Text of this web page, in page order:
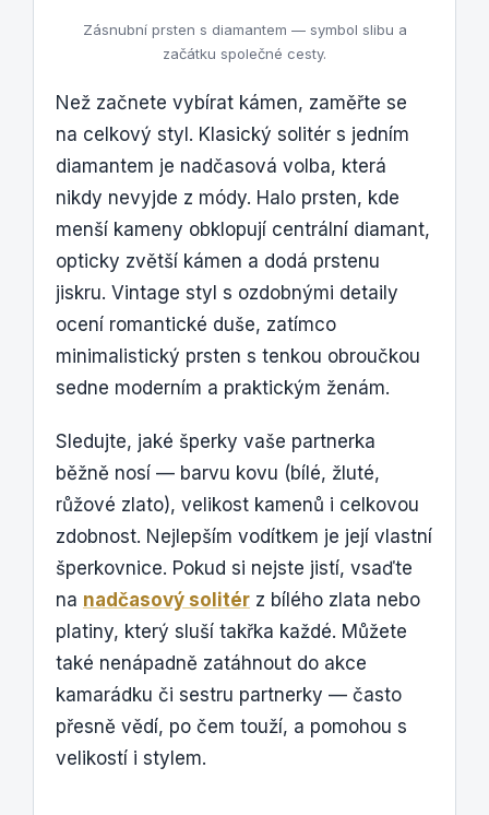
Zásnubní prsten s diamantem — symbol slibu a
začátku společné cesty.
Než začnete vybírat kámen, zaměřte se
na celkový styl. Klasický solitér s jedním
diamantem je nadčasová volba, která
nikdy nevyjde z módy. Halo prsten, kde
menší kameny obklopují centrální diamant,
opticky zvětší kámen a dodá prstenu
jiskru. Vintage styl s ozdobnými detaily
ocení romantické duše, zatímco
minimalistický prsten s tenkou obroučkou
sedne moderním a praktickým ženám.
Sledujte, jaké šperky vaše partnerka
běžně nosí — barvu kovu (bílé, žluté,
růžové zlato), velikost kamenů i celkovou
zdobnost. Nejlepším vodítkem je její vlastní
šperkovnice. Pokud si nejste jistí, vsaďte
na nadčasový solitér z bílého zlata nebo
platiny, který sluší takřka každé. Můžete
také nenápadně zatáhnout do akce
kamarádku či sestru partnerky — často
přesně vědí, po čem touží, a pomohou s
velikostí i stylem.